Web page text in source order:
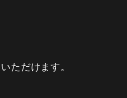
ただけます。